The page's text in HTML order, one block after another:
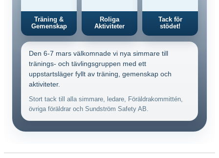
Träning &
Gemenskap
Roliga
Aktiviteter
Tack för
stödet!
Den 6-7 mars välkomnade vi nya simmare till
tränings- och tävlingsgruppen med ett
uppstartsläger fyllt av träning, gemenskap och
aktiviteter.
Stort tack till alla simmare, ledare, Föräldrakommittén,
övriga föräldrar och Sundström Safety AB.